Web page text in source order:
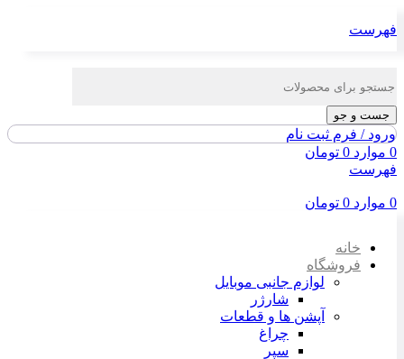
فهرست
جست و جو
ورود / فرم ثبت نام
0 موارد 0 تومان
فهرست
0 موارد 0 تومان
خانه
فروشگاه
لوازم جانبی موبایل
شارژر
آپشن ها و قطعات
چراغ
سپر